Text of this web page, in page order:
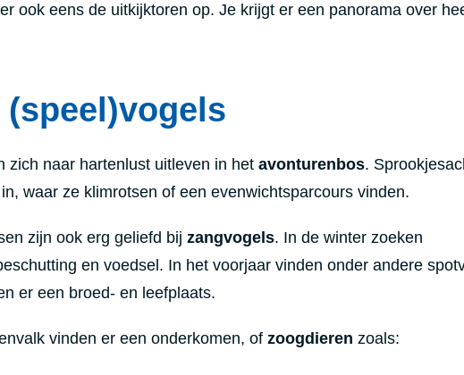
ook eens de uitkijktoren op. Je krijgt er een panorama over
zich naar hartenlust uitleven in het avonturenbos.
waar ze klimrotsen of een evenwichtsparcours vinden.
zijn ook erg geliefd bij zangvogels. In de winter zoeken
en voedsel. In het voorjaar vinden onder andere
er een broed- en leefplaats.
vinden er een onderkomen, of zoogdieren zoals: